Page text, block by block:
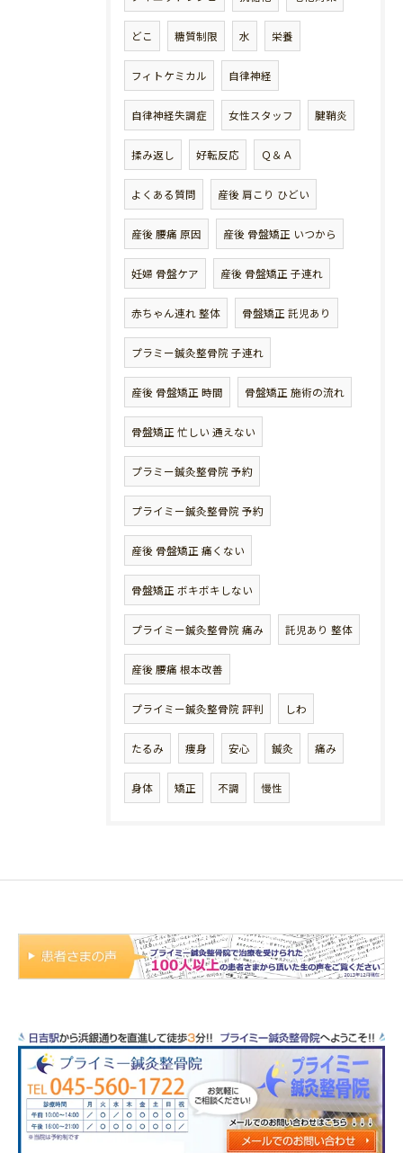
どこ 糖質制限 水 栄養
フィトケミカル 自律神経
自律神経失調症 女性スタッフ 腱鞘炎
揉み返し 好転反応 Ｑ＆Ａ
よくある質問 産後 肩こり ひどい
産後 腰痛 原因 産後 骨盤矯正 いつから
妊婦 骨盤ケア 産後 骨盤矯正 子連れ
赤ちゃん連れ 整体 骨盤矯正 託児あり
プラミー鍼灸整骨院 子連れ
産後 骨盤矯正 時間 骨盤矯正 施術の流れ
骨盤矯正 忙しい 通えない
プラミー鍼灸整骨院 予約
プライミー鍼灸整骨院 予約
産後 骨盤矯正 痛くない
骨盤矯正 ボキボキしない
プライミー鍼灸整骨院 痛み 託児あり 整体
産後 腰痛 根本改善
プライミー鍼灸整骨院 評判 しわ
たるみ 痩身 安心 鍼灸 痛み
身体 矯正 不調 慢性